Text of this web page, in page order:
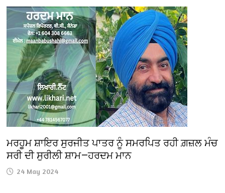
ਮਰਹੂਮ ਸ਼ਾਇਰ ਸੁਰਜੀਤ ਪਾਤਰ ਨੂੰ ਸਮਰਪਿਤ ਰਹੀ ਗ਼ਜ਼ਲ ਮੰਚ
ਸਰੀ ਦੀ ਸੁਰੀਲੀ ਸ਼ਾਮ—ਹਰਦਮ ਮਾਨ
24 May 2024